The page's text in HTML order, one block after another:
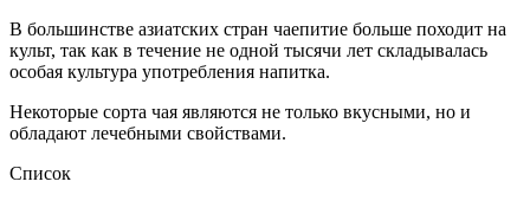
В большинстве азиатских стран чаепитие больше походит на
культ, так как в течение не одной тысячи лет складывалась
особая культура употребления напитка.
Некоторые сорта чая являются не только вкусными, но и
обладают лечебными свойствами.
Список